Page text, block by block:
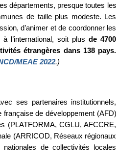
départements, presque toutes les
de taille plus modeste. Les
d’animer et de coordonner les
à l’international, soit plusde 4700
étrangères dans 138 pays.
MEAE 2022.)
ses partenaires institutionnels,
française de développement (AFD)
(PLATFORMA, CGLU, AFCCRE,
(ARRICOD, Réseaux régionaux
de collectivités locales